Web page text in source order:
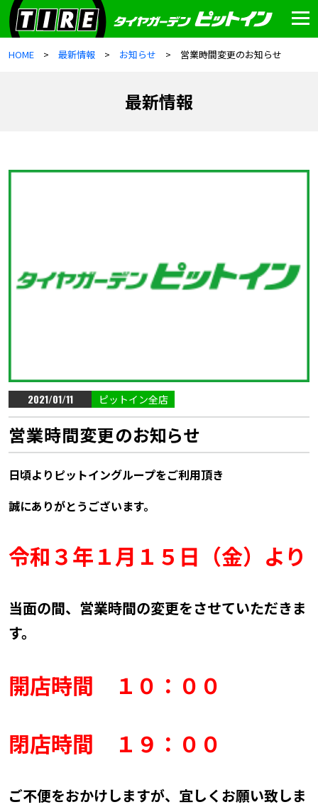
HOME 最新情報 お知らせ 営業時間変更のお知らせ
最新情報
2021/01/11 ピットイン全店
営業時間変更のお知らせ
日頃よりピットイングループをご利用頂き
誠にありがとうございます。
令和３年１月１５日（金）より
当面の間、営業時間の変更をさせていただきま
す。
開店時間 １０：００
閉店時間 １９：００
ご不便をおかけしますが、宜しくお願い致しま